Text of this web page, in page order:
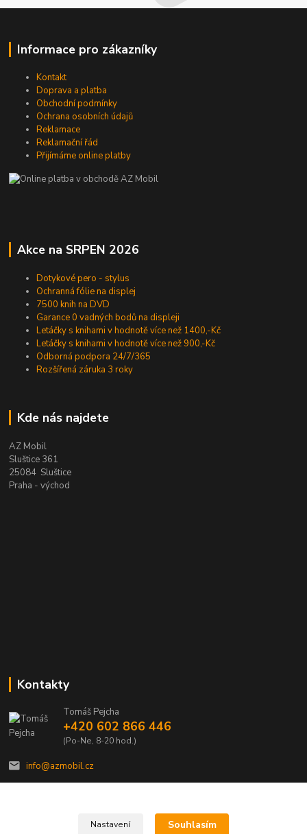
Informace pro zákazníky
Kontakt
Doprava a platba
Obchodní podmínky
Ochrana osobních údajů
Reklamace
Reklamační řád
Přijímáme online platby
Akce na SRPEN 2026
Dotykové pero - stylus
Ochranná fólie na displej
7500 knih na DVD
Garance 0 vadných bodů na displeji
Letáčky s knihami v hodnotě více než 1400,-Kč
Letáčky s knihami v hodnotě více než 900,-Kč
Odborná podpora 24/7/365
Rozšířená záruka 3 roky
Kde nás najdete
AZ Mobil
Sluštice 361
25084 Sluštice
Praha - východ
Kontakty
Tomáš Pejcha
+420 602 866 446
(Po-Ne, 8-20 hod.)
info@azmobil.cz
Nastavení Souhlasím